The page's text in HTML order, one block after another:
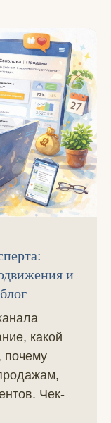
и
какой
почему
Чек-